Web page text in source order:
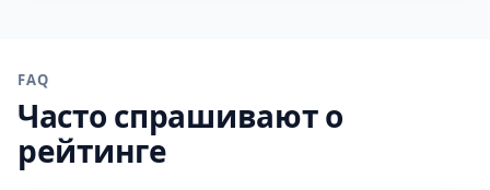
FAQ
Часто спрашивают о
рейтинге